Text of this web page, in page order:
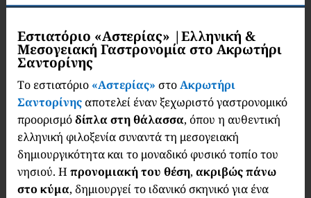
Εστιατόριο «Αστερίας» |Ελληνική &
Μεσογειακή Γαστρονομία στο Ακρωτήρι
Σαντορίνης
Το εστιατόριο «Αστερίας» στοΑκρωτήρι
Σαντορίνηςαποτελεί έναν ξεχωριστό γαστρονομικό
προορισμόδίπλα στη θάλασσα, όπου η αυθεντική
ελληνική φιλοξενία συναντά τη μεσογειακή
δημιουργικότητα και το μοναδικό φυσικό τοπίο του
νησιού. Η προνομιακή του θέση, ακριβώς πάνω
στο κύμα, δημιουργεί το ιδανικό σκηνικό για ένα